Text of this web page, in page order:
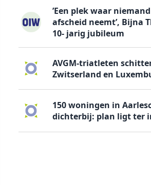
’Een plek waar
afscheid neemt’, Bijna
10- jarig jubileum
AVGM-triatleten
Zwitserland en
150 woningen in
dichterbij: plan ligt ter